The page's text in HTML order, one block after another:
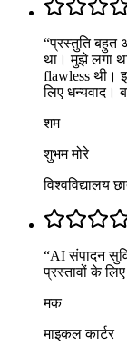
“प्रस्तुति बहुत
था। मुझे लगा
flawless थी।
लिए धन्यवाद।
शम
शुभम मोरे
विश्वविद्यालय
“AI संपादन
प्रस्तावों के
मक
माइकल कार्टर